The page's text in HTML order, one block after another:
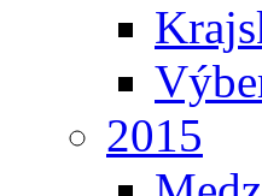
2015